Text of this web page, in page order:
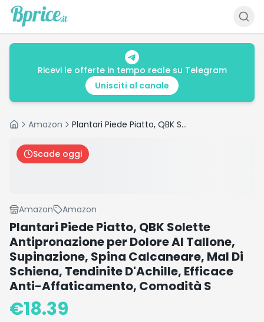
Ricevi le offerte in tempo reale su Telegram
Unisciti al canale
HomeAmazon Plantari Piede Piatto, QBK Solette Antipronazione per Dolore Al Tallone, Supinazione, Spina Calcaneare, Mal Di Schiena, Tendinite D'Achille, Efficace Anti-Affaticamento, Comodità S
Scade oggi
Amazon Amazon
Plantari Piede Piatto, QBK Solette
Antipronazione per Dolore Al Tallone,
Supinazione, Spina Calcaneare, Mal Di
Schiena, Tendinite D'Achille, Efficace
Anti-Affaticamento, Comodità S
€18.39